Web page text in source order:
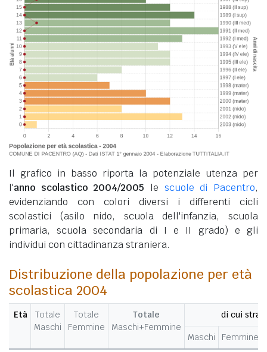
Il grafico in basso riporta la potenziale utenza per
l'anno scolastico 2004/2005 le scuole di Pacentro,
evidenziando con colori diversi i differenti cicli
scolastici (asilo nido, scuola dell'infanzia, scuola
primaria, scuola secondaria di I e II grado) e gli
individui con cittadinanza straniera.
Distribuzione della popolazione per età
scolastica 2004
Età
Totale
Maschi
Totale
Femmine
Totale
Maschi+Femmine
di cui
Maschi Femmine